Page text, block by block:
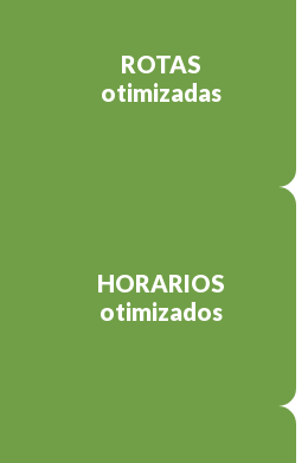
ROTAS
otimizadas
HORARIOS
otimizados